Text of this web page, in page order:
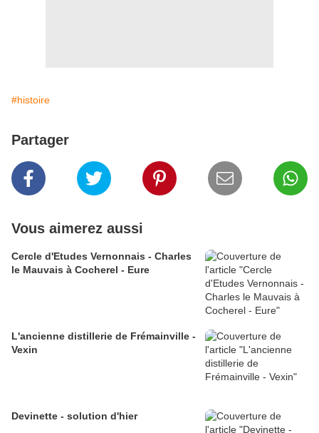
#histoire
Partager
Vous aimerez aussi
Cercle d'Etudes Vernonnais - Charles
le Mauvais à Cocherel - Eure
L'ancienne distillerie de Frémainville -
Vexin
Devinette - solution d'hier